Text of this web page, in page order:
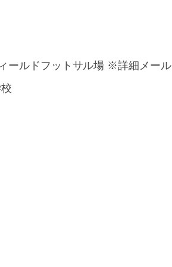
ールドフットサル場 ※詳細メール